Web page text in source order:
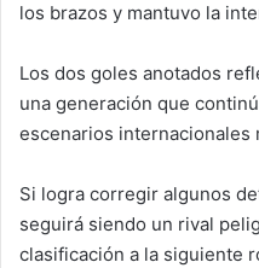
los brazos y mantuvo la
Los dos goles anotados
una generación que
escenarios internacionales
Si logra corregir algunos
seguirá siendo un rival
clasificación a la siguiente